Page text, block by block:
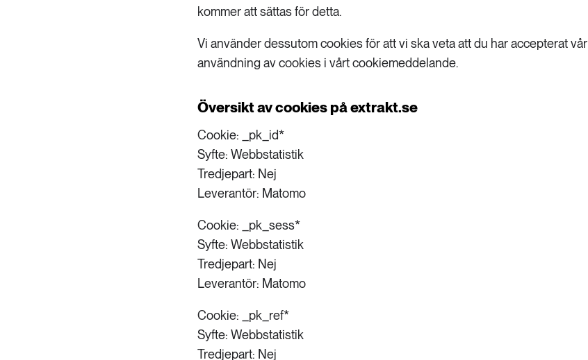
kommer att sättas för detta.
Vi använder dessutom cookies för att vi ska veta att du har accepterat vår
användning av cookies i vårt cookiemeddelande.
Översikt av cookies på extrakt.se
Cookie: _pk_id*
Syfte: Webbstatistik
Tredjepart: Nej
Leverantör: Matomo
Cookie: _pk_sess*
Syfte: Webbstatistik
Tredjepart: Nej
Leverantör: Matomo
Cookie: _pk_ref*
Syfte: Webbstatistik
Tredjepart: Nej